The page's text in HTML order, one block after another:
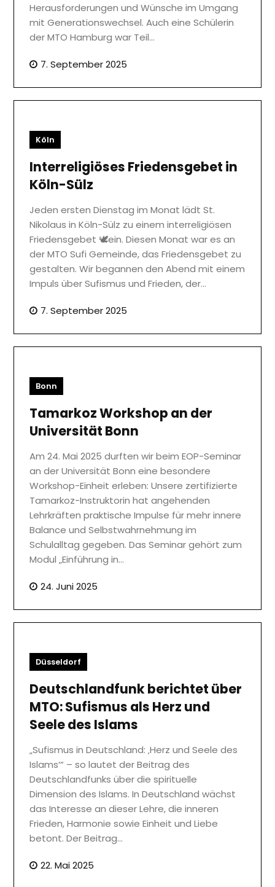
Herausforderungen und Wünsche im Umgang
mit Generationswechsel. Auch eine Schülerin
der MTO Hamburg war Teil…
7. September 2025
Köln
Interreligiöses Friedensgebet in
Köln-Sülz
Jeden ersten Dienstag im Monat lädt St.
Nikolaus in Köln-Sülz zu einem interreligiösen
Friedensgebet 🕊️ein. Diesen Monat war es an
der MTO Sufi Gemeinde, das Friedensgebet zu
gestalten. Wir begannen den Abend mit einem
Impuls über Sufismus und Frieden, der…
7. September 2025
Bonn
Tamarkoz Workshop an der
Universität Bonn
Am 24. Mai 2025 durften wir beim EOP-Seminar
an der Universität Bonn eine besondere
Workshop-Einheit erleben: Unsere zertifizierte
Tamarkoz-Instruktorin hat angehenden
Lehrkräften praktische Impulse für mehr innere
Balance und Selbstwahrnehmung im
Schulalltag gegeben. Das Seminar gehört zum
Modul „Einführung in…
24. Juni 2025
Düsseldorf
Deutschlandfunk berichtet über
MTO: Sufismus als Herz und
Seele des Islams
„Sufismus in Deutschland: ‚Herz und Seele des
Islams‘“ – so lautet der Beitrag des
Deutschlandfunks über die spirituelle
Dimension des Islams. In Deutschland wächst
das Interesse an dieser Lehre, die inneren
Frieden, Harmonie sowie Einheit und Liebe
betont. Der Beitrag…
22. Mai 2025